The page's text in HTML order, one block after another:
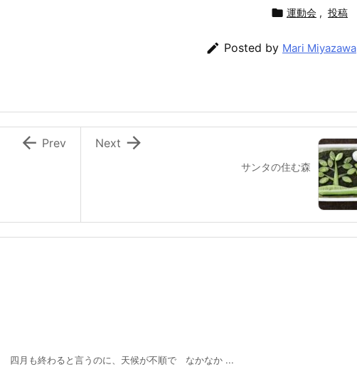
 運動会 , 投稿
 Posted by Mari Miyazawa
サンタの住む森

Next
 Prev
ると言うのに、天候が不順で なかなか ...